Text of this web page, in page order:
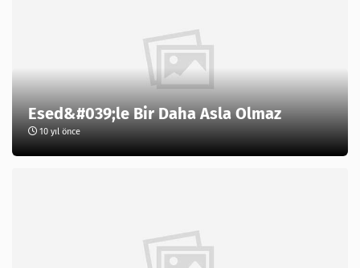
Esed&#039;le Bir Daha Asla Olmaz
10 yıl önce